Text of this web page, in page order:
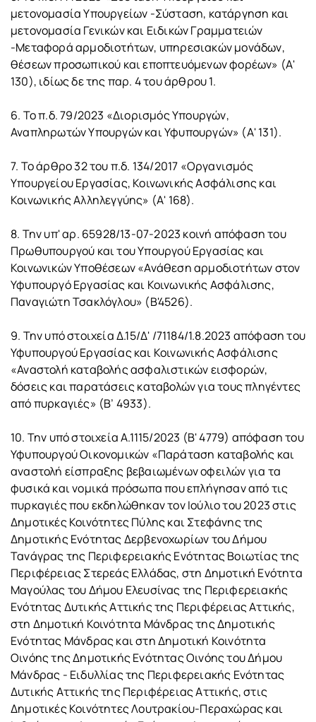
μετονομασία Υπουργείων -Σύσταση, κατάργηση και
μετονομασία Γενικών και Ειδικών Γραμματειών
-Μεταφορά αρμοδιοτήτων, υπηρεσιακών μονάδων,
θέσεων προσωπικού και εποπτευόμενων φορέων» (Α'
130), ιδίως δε της παρ. 4 του άρθρου 1.
6. Το π.δ. 79/2023 «Διορισμός Υπουργών,
Αναπληρωτών Υπουργών και Υφυπουργών» (Α' 131).
7. Το άρθρο 32 του π.δ. 134/2017 «Οργανισμός
Υπουργείου Εργασίας, Κοινωνικής Ασφάλισης και
Κοινωνικής Αλληλεγγύης» (Α' 168).
8. Την υπ' αρ. 65928/13-07-2023 κοινή απόφαση του
Πρωθυπουργού και του Υπουργού Εργασίας και
Κοινωνικών Υποθέσεων «Ανάθεση αρμοδιοτήτων στον
Υφυπουργό Εργασίας και Κοινωνικής Ασφάλισης,
Παναγιώτη Τσακλόγλου» (Β'4526).
9. Την υπό στοιχεία Δ.15/Δ' /71184/1.8.2023 απόφαση του
Υφυπουργού Εργασίας και Κοινωνικής Ασφάλισης
«Αναστολή καταβολής ασφαλιστικών εισφορών,
δόσεις και παρατάσεις καταβολών για τους πληγέντες
από πυρκαγιές» (Β’ 4933).
10. Την υπό στοιχεία Α.1115/2023 (B' 4779) απόφαση του
Υφυπουργού Οικονομικών «Παράταση καταβολής και
αναστολή είσπραξης βεβαιωμένων οφειλών για τα
φυσικά και νομικά πρόσωπα που επλήγησαν από τις
πυρκαγιές που εκδηλώθηκαν τον Ιούλιο του 2023 στις
Δημοτικές Κοινότητες Πύλης και Στεφάνης της
Δημοτικής Ενότητας Δερβενοχωρίων του Δήμου
Τανάγρας της Περιφερειακής Ενότητας Βοιωτίας της
Περιφέρειας Στερεάς Ελλάδας, στη Δημοτική Ενότητα
Μαγούλας του Δήμου Ελευσίνας της Περιφερειακής
Ενότητας Δυτικής Αττικής της Περιφέρειας Αττικής,
στη Δημοτική Κοινότητα Μάνδρας της Δημοτικής
Ενότητας Μάνδρας και στη Δημοτική Κοινότητα
Οινόης της Δημοτικής Ενότητας Οινόης του Δήμου
Μάνδρας - Ειδυλλίας της Περιφερειακής Ενότητας
Δυτικής Αττικής της Περιφέρειας Αττικής, στις
Δημοτικές Κοινότητες Λουτρακίου-Περαχώρας και